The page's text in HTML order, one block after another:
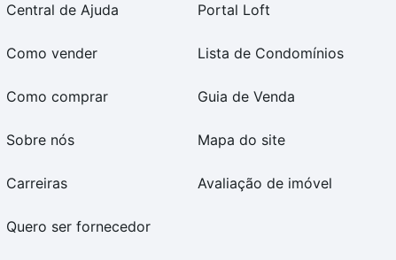
Central de Ajuda
Como vender
Como comprar
Sobre nós
Carreiras
Quero ser fornecedor
Portal Loft
Lista de Condomínios
Guia de Venda
Mapa do site
Avaliação de imóvel